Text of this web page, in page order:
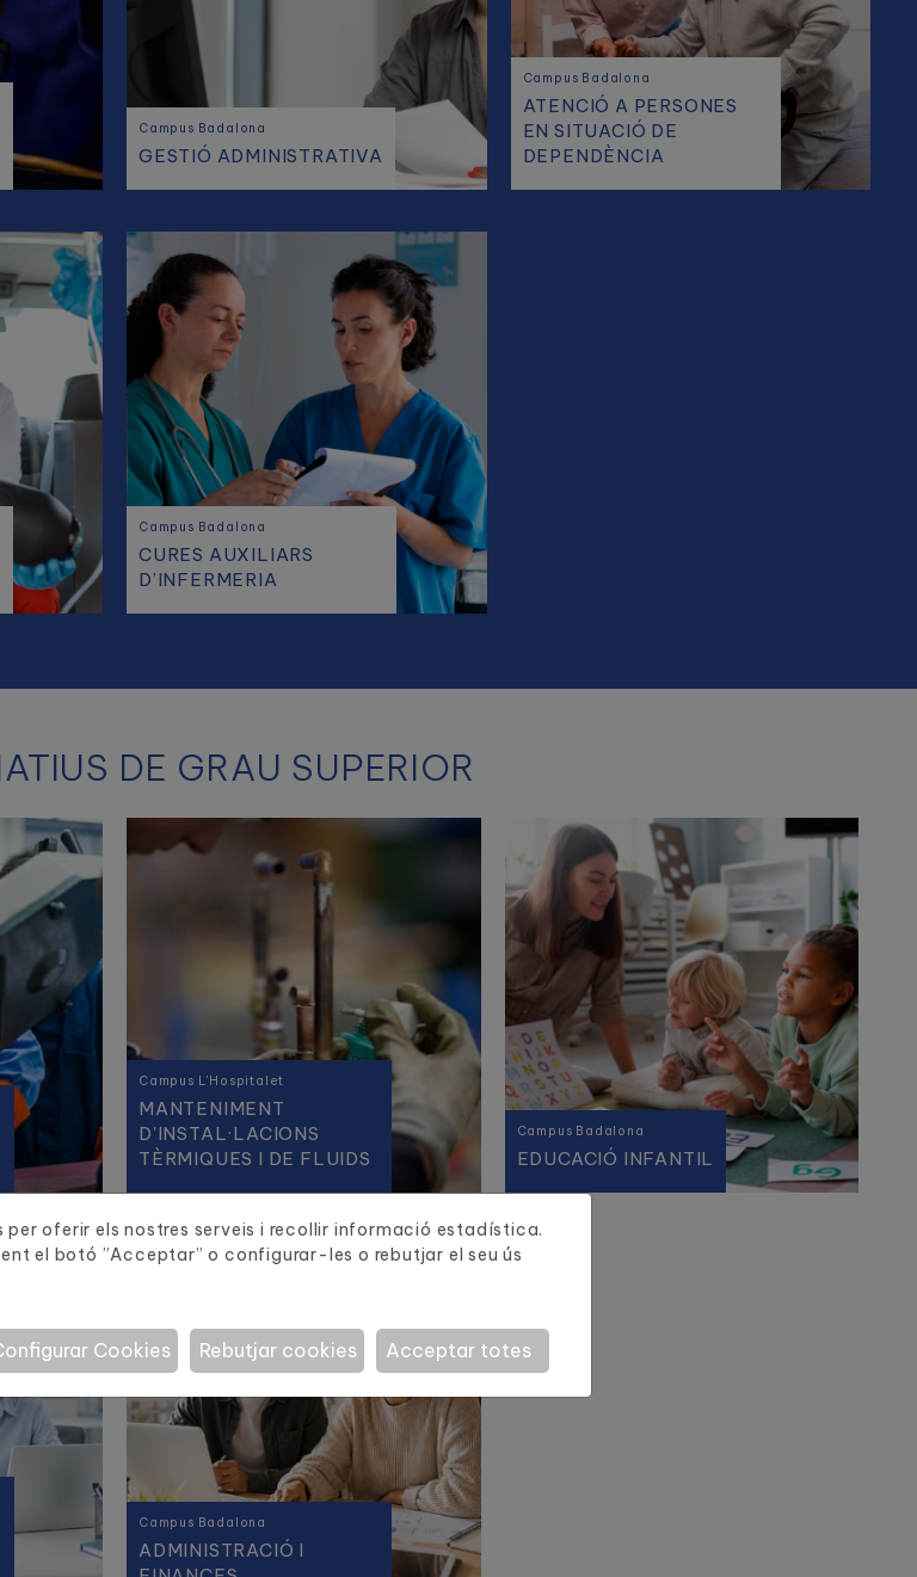
Campus Badalona
GESTIÓ ADMINISTRATIVA
Campus Badalona
ATENCIÓ A PERSONES
EN SITUACIÓ DE
DEPENDÈNCIA
Campus Badalona
CURES AUXILIARS
D’INFERMERIA
DE GRAU SUPERIOR
Campus L'Hospitalet
MANTENIMENT
D'INSTAL·LACIONS
TÈRMIQUES I DE FLUIDS
Campus Badalona
EDUCACIÓ INFANTIL
Campus Badalona
ADMINISTRACIÓ I
oferir els nostres serveis i recollir informació estadística.
el botó ”Acceptar” o configurar-les o rebutjar el seu ús
Acceptar totes
Rebutjar cookies
Cookies